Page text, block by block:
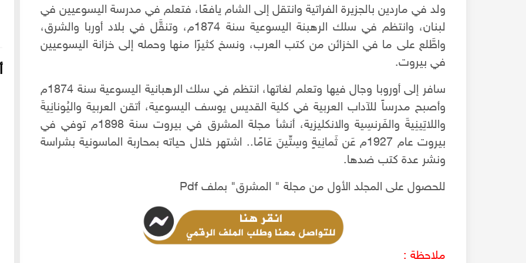
ولد في ماردين بالجزيرة الفراتية وانتقل إلى الشام يافعًا، فتعلم في مدرسة اليسوعيين في
لبنان، وانتظم في سلك الرهبنة اليسوعية سنة 1874م، وتنقَّل في بلاد أوربا والشرق،
واطَّلع على ما في الخزائن من كتب العرب، ونسخ كثيرًا منها وحمله إلى خزانة اليسوعيين
في بيروت.
سافر إلى أوروبا وجال فيها وتعلم لغاتها، انتظم في سلك الرهبانية اليسوعية سنة 1874م
وأصبح مدرساً للآداب العربية في كلية القديس يوسف اليسوعية، أتقن العربية واليُونانِيةَ
واللاتِينِيةَ والفَرنسِية والانكليزية، أنشأ مجلة المشرق في بيروت سنة 1898م توفي في
بيروت عام 1927م عَن ثَمانِيةٍ وسِتِّينَ عَامًا.. اشتهر خلال حياته بمحاربة الماسونية بشراسة
ونشر عدة كتب ضدها.
للحصول على المجلد الأول من مجلة " المشرق" بملف Pdf
ملاحظة :
16-04-2022
شعار الماسونية على واجهة قصر رزق الله غزالة بحي العزيزية